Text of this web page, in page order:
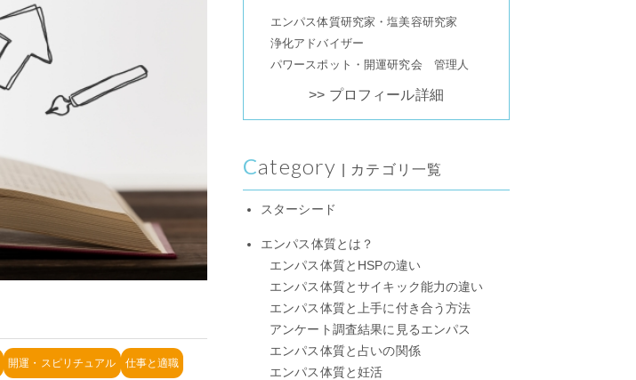
開運・スピリチュアル 仕事と適職
エンパス体質研究家・塩美容研究家
浄化アドバイザー
パワースポット・開運研究会 管理人
>> プロフィール詳細
Category | カテゴリ一覧
スターシード
エンパス体質とは？
エンパス体質とHSPの違い
エンパス体質とサイキック能力の違い
エンパス体質と上手に付き合う方法
アンケート調査結果に見るエンパス
エンパス体質と占いの関係
エンパス体質と妊活